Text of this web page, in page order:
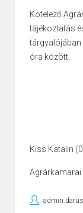
Kötelező
tájékoztatás
tárgyalójában
óra között.
Kiss Katalin